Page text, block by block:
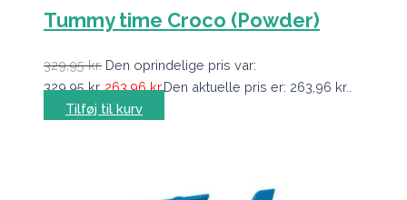
Tummy time Croco (Powder)
329,95kr. Den oprindelige pris var:
329,95 kr..263,96kr.Den aktuelle pris er: 263,96 kr..
Tilføj til kurv